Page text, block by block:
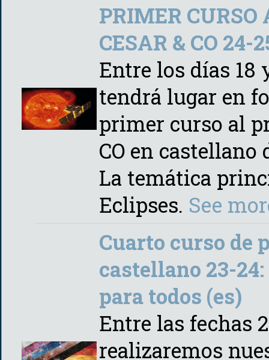
PRIMER CURSO
CESAR & CO 24-
Entre los días 18
tendrá lugar en
primer curso al
CO en castellano
La temática
Eclipses. See
Cuarto curso de
castellano 23-
para todos (es)
Entre las fechas
realizaremos